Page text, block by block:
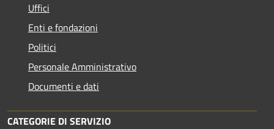
Uffici
Enti e fondazioni
Politici
Personale Amministrativo
Documenti e dati
CATEGORIE DI SERVIZIO